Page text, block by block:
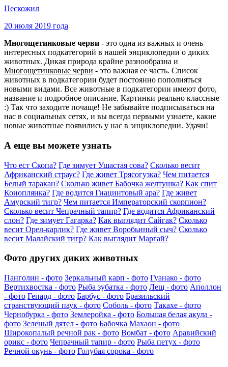
Пескожил
20 июля 2019 года
Многощетинковые черви - это одна из важных и очень
интересных подкатегорий в нашей энциклопедии о диких
животных. Дикая природа крайне разнообразна и
Многощетинковые черви - это важная ее часть. Список
животных в подкатегории будет постоянно пополняться
новыми видами. Все животные в подкатегории имеют фото,
название и подробное описание. Картинки реально классные
:) Так что заходите почаще! Не забывайте подписываться на
нас в социальных сетях, и вы всегда первыми узнаете, какие
новые животные появились у нас в энциклопедии. Удачи!
А еще вы можете узнать
Что ест Скопа? Где зимует Ушастая сова? Сколько весит
Африканский страус? Где живет Трясогузка? Чем питается
Белый таракан? Сколько живет Бабочка желтушка? Как спит
Коноплянка? Где водится Гиацинтовый ара? Где живет
Амурский тигр? Чем питается Императорский скорпион?
Сколько весит Чепрачный тапир? Где водится Африканский
слон? Где зимует Гагарка? Как выглядит Сайгак? Сколько
весит Орел-карлик? Где живет Воробьиный сыч? Сколько
весит Малайский тигр? Как выглядит Маргай?
Фото других диких животных
Панголин - фото Зеркальный карп - фото Гуанако - фото
Вертихвостка - фото Рыба зубатка - фото Лещ - фото Аполлон
- фото Гепард - фото Барбус - фото Бразильский
странствующий паук - фото Соболь - фото Такахе - фото
Чернобурка - фото Землеройка - фото Большая белая акула -
фото Зеленый дятел - фото Бабочка Махаон - фото
Широкопалый речной рак - фото Вомбат - фото Аравийский
орикс - фото Чепрачный тапир - фото Рыба петух - фото
Речной окунь - фото Голубая сорока - фото